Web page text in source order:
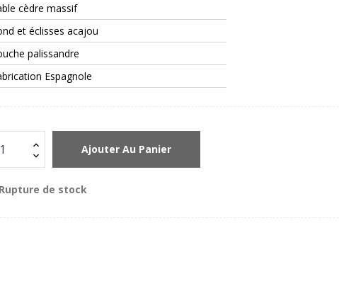
cèdre massif
et éclisses acajou
palissandre
Espagnole
Ajouter Au Panier
Rupture de stock